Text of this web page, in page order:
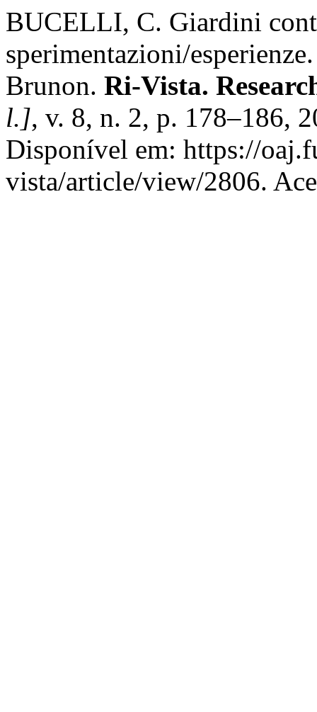
BUCELLI, C. Giardini
sperimentazioni/
Brunon. Ri-Vista.
l.], v. 8, n. 2, p. 178–186,
Disponível em: https://
vista/article/view/2806.